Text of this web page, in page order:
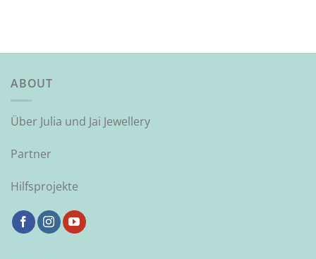
ABOUT
Über Julia und Jai Jewellery
Partner
Hilfsprojekte